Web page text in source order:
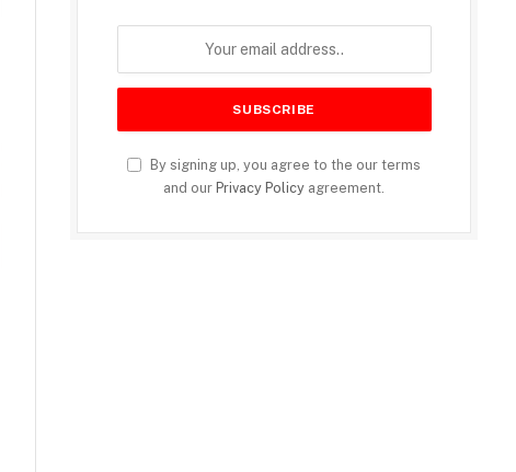
By signing up, you agree to the our terms
and our Privacy Policy agreement.